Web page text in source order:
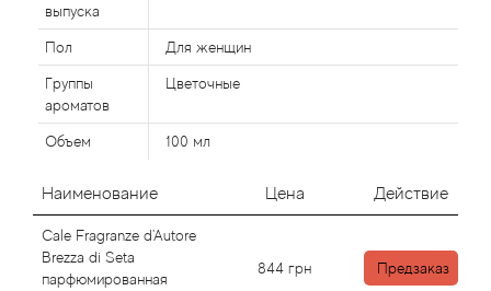
выпуска
Пол Для женщин
Группы
ароматов
Цветочные
Объем 100 мл
Наименование Цена Действие
Cale Fragranze d'Autore
Brezza di Seta
парфюмированная
844 грн Предзаказ
Alexander McQueen
Alexandre Barthet
Alexandre J
Alfred Dunhill
Alyson Oldoini